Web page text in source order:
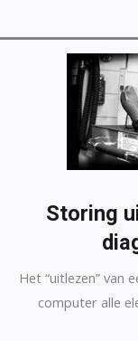
Storing
d
Het “uitlezen” van
computer alle